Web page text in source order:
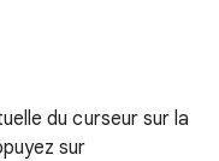
du curseur sur la
sur